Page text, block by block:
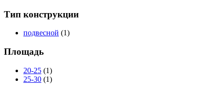
Тип конструкции
подвесной (1)
Площадь
20-25 (1)
25-30 (1)